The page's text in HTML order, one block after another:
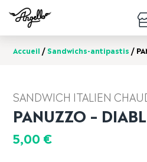
Accueil /Sandwichs-antipastis /
SANDWICH ITALIEN
PANUZZO –
5,00 €